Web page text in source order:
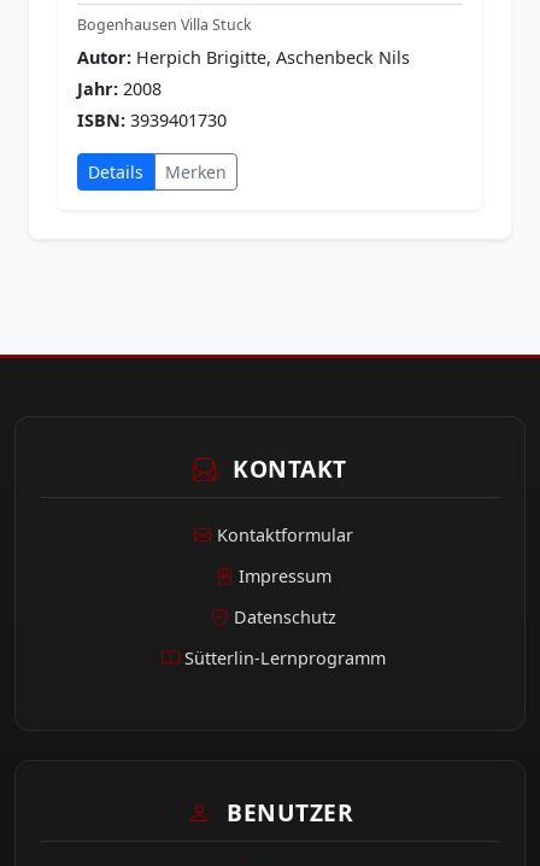
Bogenhausen Villa Stuck
Autor: Herpich Brigitte, Aschenbeck Nils
Jahr: 2008
ISBN: 3939401730
Details Merken
KONTAKT
Kontaktformular
Impressum
Datenschutz
Sütterlin-Lernprogramm
BENUTZER